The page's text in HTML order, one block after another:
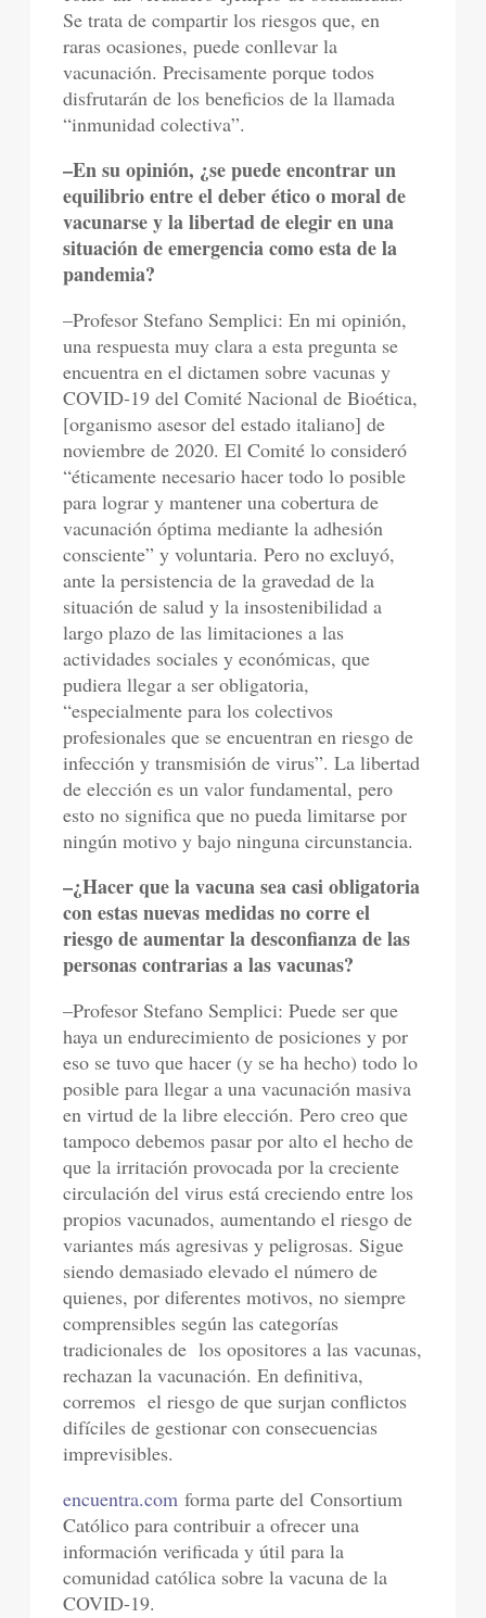
Se trata de compartir los riesgos que, en
raras ocasiones, puede conllevar la
vacunación. Precisamente porque todos
disfrutarán de los beneficios de la llamada
“inmunidad colectiva”.
–En su opinión, ¿se puede encontrar un
equilibrio entre el deber ético o moral de
vacunarse y la libertad de elegir en una
situación de emergencia como esta de la
pandemia?
–Profesor Stefano Semplici: En mi opinión,
una respuesta muy clara a esta pregunta se
encuentra en el dictamen sobre vacunas y
COVID-19 del Comité Nacional de Bioética,
[organismo asesor del estado italiano] de
noviembre de 2020. El Comité lo consideró
“éticamente necesario hacer todo lo posible
para lograr y mantener una cobertura de
vacunación óptima mediante la adhesión
consciente” y voluntaria. Pero no excluyó,
ante la persistencia de la gravedad de la
situación de salud y la insostenibilidad a
largo plazo de las limitaciones a las
actividades sociales y económicas, que
pudiera llegar a ser obligatoria,
“especialmente para los colectivos
profesionales que se encuentran en riesgo de
infección y transmisión de virus”. La libertad
de elección es un valor fundamental, pero
esto no significa que no pueda limitarse por
ningún motivo y bajo ninguna circunstancia.
–¿Hacer que la vacuna sea casi obligatoria
con estas nuevas medidas no corre el
riesgo de aumentar la desconfianza de las
personas contrarias a las vacunas?
–Profesor Stefano Semplici: Puede ser que
haya un endurecimiento de posiciones y por
eso se tuvo que hacer (y se ha hecho) todo lo
posible para llegar a una vacunación masiva
en virtud de la libre elección. Pero creo que
tampoco debemos pasar por alto el hecho de
que la irritación provocada por la creciente
circulación del virus está creciendo entre los
propios vacunados, aumentando el riesgo de
variantes más agresivas y peligrosas. Sigue
siendo demasiado elevado el número de
quienes, por diferentes motivos, no siempre
comprensibles según las categorías
tradicionales de los opositores a las vacunas,
rechazan la vacunación. En definitiva,
corremos el riesgo de que surjan conflictos
difíciles de gestionar con consecuencias
imprevisibles.
encuentra.com forma parte del Consortium
Católico para contribuir a ofrecer una
información verificada y útil para la
comunidad católica sobre la vacuna de la
COVID-19.